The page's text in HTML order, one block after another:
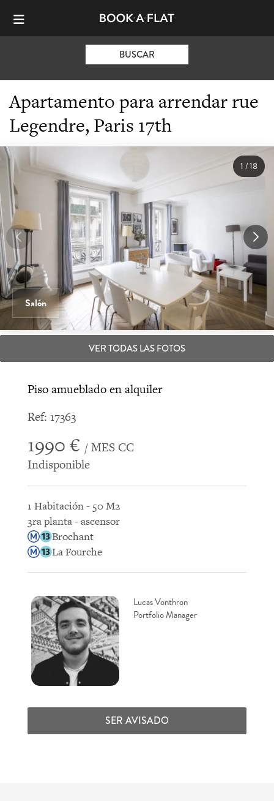
BUSCAR
Apartamento para arrendar rue
Legendre, Paris 17th
Salón
1 /18
VER TODAS LAS FOTOS
Piso amueblado en alquiler
Ref: 17363
1990 € / MES CC
Indisponible
1 Habitación - 50 M2
3ra planta - ascensor
Brochant
La Fourche
Lucas Vonthron
Portfolio Manager
SER AVISADO